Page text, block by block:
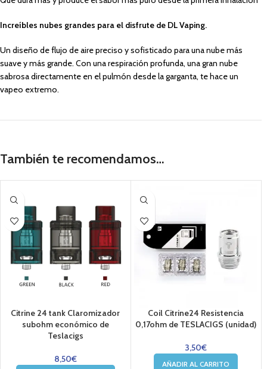
Increíbles nubes grandes para el disfrute de DL Vaping.
Un diseño de flujo de aire preciso y sofisticado para una nube más
suave y más grande. Con una respiración profunda, una gran nube
sabrosa directamente en el pulmón desde la garganta, te hace un
vapeo extremo.
También te recomendamos…
Citrine 24 tank Claromizador
subohm económico de
Teslacigs
8,50€
Coil Citrine24 Resistencia
0,17ohm de TESLACIGS (unidad)
3,50€
AÑADIR AL CARRITO